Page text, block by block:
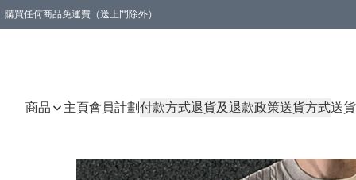
購買任何商品免運費（送上門除外）
商品 主頁會員計劃 付款方式退貨及退款政策送貨方式送